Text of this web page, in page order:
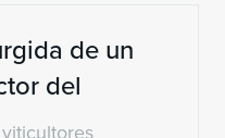
de un
del